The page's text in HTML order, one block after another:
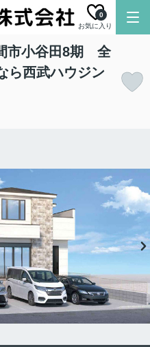
お気に入り
0
市小谷田8期 全
西武ハウジン